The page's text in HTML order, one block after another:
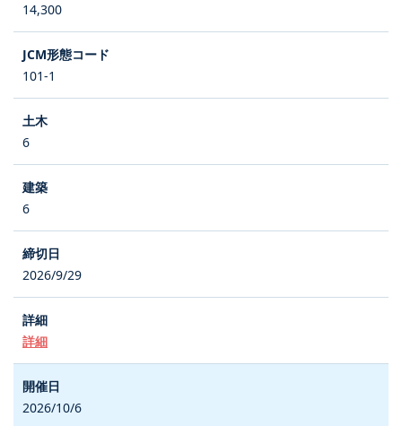
14,300
101-1
6
6
2026/9/29
詳細
2026/10/6